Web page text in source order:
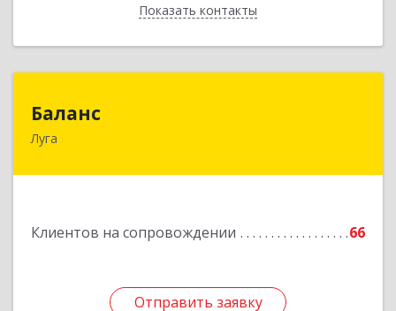
Показать контакты
Назад
Баланс
Луга
Клиентов на сопровождении 66
Отправить заявку
188230, Ленинградская обл, Луга г, Урицкого
Отправить заявку